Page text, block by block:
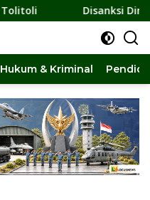
Disanksi Dinas ESDM,
Hukum & Kriminal